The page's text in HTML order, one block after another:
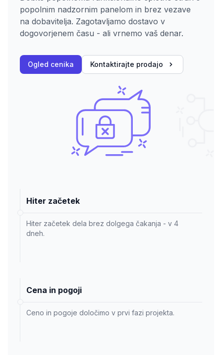
popolnim nadzornim panelom in brez vezave
na dobavitelja. Zagotavljamo dostavo v
dogovorjenem času - ali vrnemo vaš denar.
Ogled cenika Kontaktirajte prodajo
Hiter začetek
Hiter začetek dela brez dolgega čakanja - v 4
dneh.
Cena in pogoji
Ceno in pogoje določimo v prvi fazi projekta.